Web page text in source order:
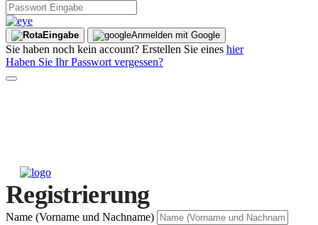
Eingabe Anmelden mit Google
Sie haben noch kein account? Erstellen Sie eines hier
Haben Sie Ihr Passwort vergessen?
Registrierung
Name (Vorname und Nachname)